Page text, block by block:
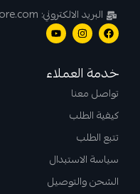
البريد الالكتروني: info@lafamiliastore.com
خدمة العملاء
تواصل معنا
كيفية الطلب
تتبع الطلب
سياسة الاستبدال
الشحن والتوصيل